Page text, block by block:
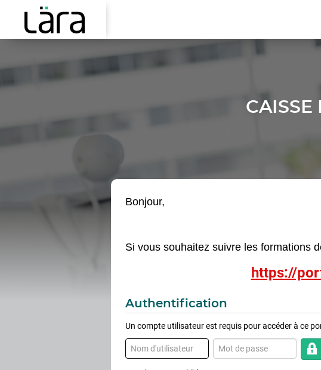
CAISSE
Bonjour,
Si vous souhaitez suivre les formations
https://
Authentification
Un compte utilisateur est requis pour accéder à ce